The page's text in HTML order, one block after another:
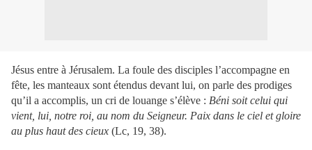
Jésus entre à Jérusalem. La foule des disciples l’accompagne en
fête, les manteaux sont étendus devant lui, on parle des prodiges
qu’il a accomplis, un cri de louange s’élève : Béni soit celui qui
vient, lui, notre roi, au nom du Seigneur. Paix dans le ciel et gloire
au plus haut des cieux (Lc, 19, 38).